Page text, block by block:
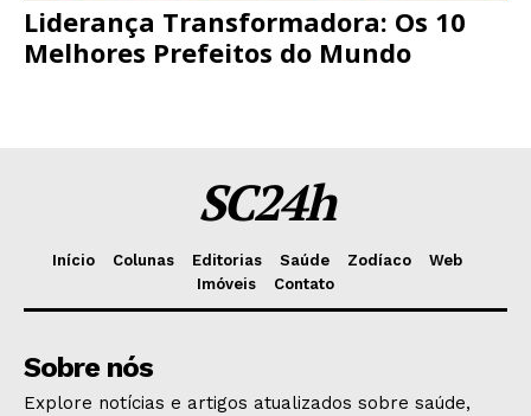
Liderança Transformadora: Os 10
Melhores Prefeitos do Mundo
SC24h
Início Colunas Editorias Saúde Zodíaco
Web
Imóveis
Contato
Sobre nós
Explore notícias e artigos atualizados sobre saúde,